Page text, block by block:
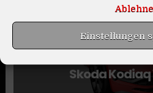
Einstellungen
Skoda Kodiaq